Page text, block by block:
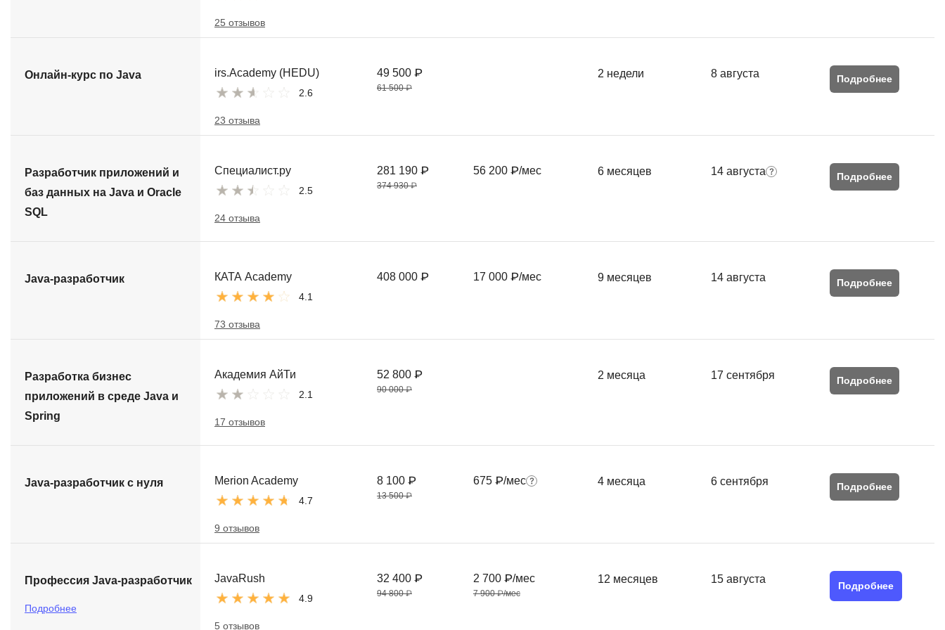
25 отзывов
Онлайн-курс по Java irs.Academy (HEDU)
2.6
23 отзыва
49 500 ₽
61 500 ₽
2 недели 8 августа Подробнее
Разработчик приложений и
баз данных на Java и Oracle
SQL
Специалист.ру
2.5
24 отзыва
281 190 ₽
374 930 ₽
56 200 ₽/мес 6 месяцев 14 августа Подробнее
Java-разработчик КАТА Academy
4.1
73 отзыва
408 000 ₽ 17 000 ₽/мес 9 месяцев 14 августа Подробнее
Разработка бизнес
приложений в среде Java и
Spring
Академия АйТи
2.1
17 отзывов
52 800 ₽
90 000 ₽
2 месяца 17 сентября Подробнее
Java-разработчик с нуля Merion Academy
4.7
9 отзывов
8 100 ₽
13 500 ₽
675 ₽/мес 4 месяца 6 сентября Подробнее
Профессия Java-разработчик
Подробнее
JavaRush
4.9
5 отзывов
32 400 ₽
94 800 ₽
2 700 ₽/мес
7 900 ₽/мес
12 месяцев 15 августа
Подробнее